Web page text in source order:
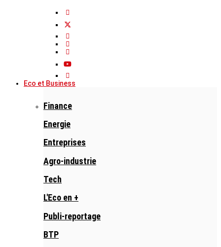
Eco et Business
Finance
Energie
Entreprises
Agro-industrie
Tech
L'Eco en +
Publi-reportage
BTP